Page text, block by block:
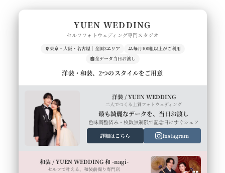
YUEN WEDDING
セルフフォトウェディング専門スタジオ
東京・大阪・名古屋｜全国3エリア
毎月100組以上がご利用
全データ当日お渡し
洋装・和装、2つのスタイルをご用意
洋装 / YUEN WEDDING
二人でつくる上質フォトウェディング
最も綺麗なデータを、当日お渡し
色味調整済み・枚数無制限で記念日にすぐシェア
詳細はこちら
Instagram
和装 / YUEN WEDDING 和 -nagi-
セルフで叶える、和装前撮り専門店